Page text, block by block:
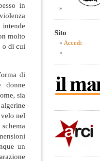
in
molto
o di cui
di
donne
sia
nel
un
Sito
Accedi